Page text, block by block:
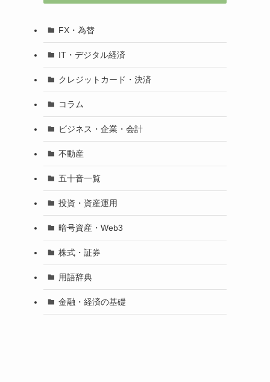
FX・為替
IT・デジタル経済
クレジットカード・決済
コラム
ビジネス・企業・会計
不動産
五十音一覧
投資・資産運用
暗号資産・Web3
株式・証券
用語辞典
金融・経済の基礎